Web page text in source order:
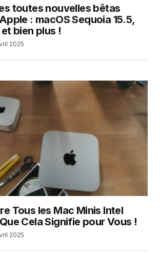
toutes nouvelles bêtas
: macOS Sequoia 15.5,
bien plus !
2025
Tous les Mac Minis Intel
Cela Signifie pour Vous !
2025